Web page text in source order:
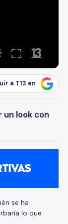
a T13 en
un look con
se ha
lo que